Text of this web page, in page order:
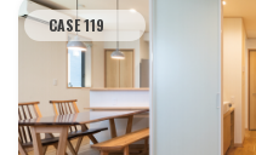
CASE 119